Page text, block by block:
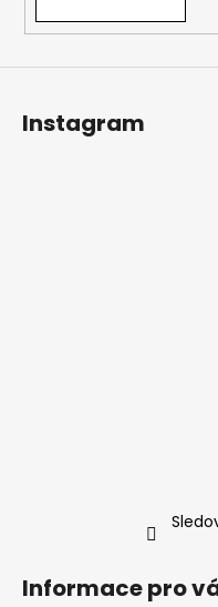
Instagram
Informace pro